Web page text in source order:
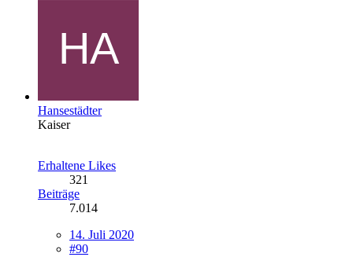
Hansestädter
Kaiser
Erhaltene Likes
321
Beiträge
7.014
14. Juli 2020
#90